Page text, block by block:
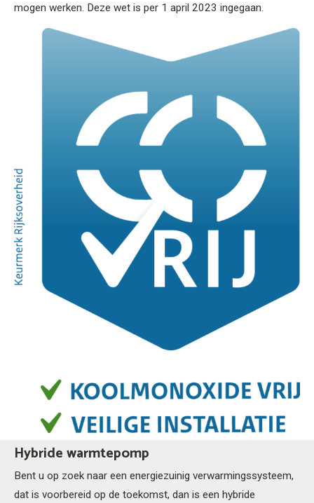
mogen werken. Deze wet is per 1 april 2023 ingegaan.
Hybride warmtepomp
Bent u op zoek naar een energiezuinig verwarmingssysteem,
dat is voorbereid op de toekomst, dan is een hybride